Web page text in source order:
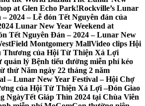
at Glen Echo Park!Rockville’s Lunar
2024 – Lễ đón Tết Nguyên đán của
Lunar New Year Weekend at
Tết Nguyên Đán – 2024 – Lunar New
Montgomery MallVideo clips Hội
Thương của Hội Từ Thiện Xá Lợi
lý Bệnh tiểu đường miễn phí kéo
thứ Năm ngày 22 tháng 2 năm
– Lunar New Year Festival – Hội Chợ
của Hội Từ Thiện Xá Lợi –Đón Giao
NgàyTết Giáp Thìn 2024 tại Chùa Viên